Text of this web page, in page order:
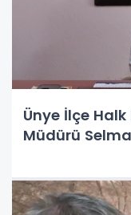
Ünye İlçe
Müdürü